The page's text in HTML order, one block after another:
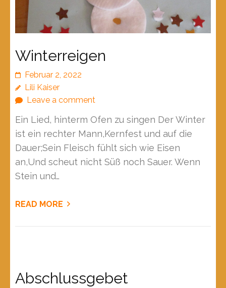
Winterreigen
Februar 2, 2022
Lili Kaiser
Leave a comment
Ein Lied, hinterm Ofen zu singen Der Winter
ist ein rechter Mann,Kernfest und auf die
Dauer;Sein Fleisch fühlt sich wie Eisen
an,Und scheut nicht Süß noch Sauer. Wenn
Stein und…
READ MORE
Abschlussgebet